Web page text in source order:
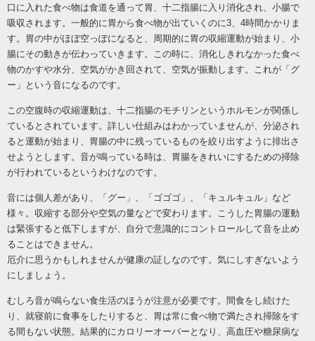
口に入れた食べ物は食道を通って胃、十二指腸に入り消化され、小腸で
吸収されます。一般的に胃から食べ物が出ていくのに3、4時間かかりま
す。胃の中がほぼ空っぽになると、周期的に胃の収縮運動が始まり、小
腸にその動きが伝わっていきます。この時に、消化しきれなかった食べ
物のかすや水分、空気がかき回されて、空気が振動します。これが「グ
ー」という音になるのです。
この空腹時の収縮運動は、十二指腸のモチリンというホルモンが関係し
ているとされています。詳しい仕組みはわかっていませんが、分泌され
ると運動が始まり、胃腸の中に残っているものを絞り出すように排出さ
せようとします。音が鳴っている時は、胃腸をきれいにするための掃除
が行われているというわけなのです。
音には個人差があり、「グー」、「ゴゴゴ」、「キュルキュル」など
様々。収縮する部分や空気の量などで変わります。こうした胃腸の運動
は緊張すると低下しますが、自分で意識的にコントロールして音を止め
ることはできません。
厄介に思うかもしれませんが健康の証しなのです。気にしすぎないよう
にしましょう。
むしろ音が鳴らない食生活のほうが注意が必要です。間食をし続けた
り、就寝前に食事をしたりすると、胃は常に食べ物で満たされ掃除をす
る間もない状態。結果的にカロリーオーバーとなり、高血圧や糖尿病な